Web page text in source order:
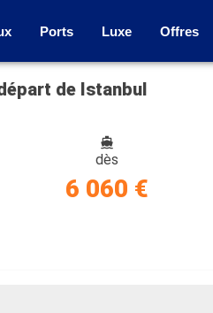
Ports Luxe Offres
de Istanbul
dès
6 060 €